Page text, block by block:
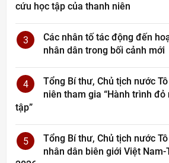
cứu học tập của thanh niên
3
Các nhân tố tác động đến
nhân dân trong bối cảnh mới
4
Tổng Bí thư, Chủ tịch nước
niên tham gia “Hành trình
tập”
5
Tổng Bí thư, Chủ tịch nước
nhân dân biên giới Việt Nam-